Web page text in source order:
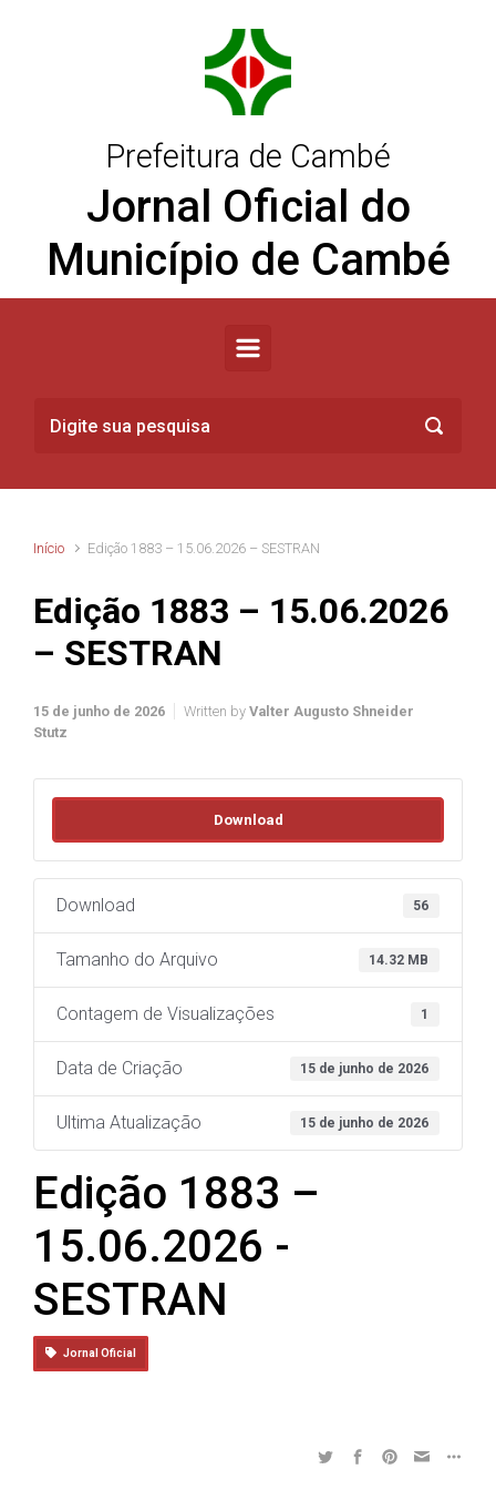
Prefeitura de Cambé
Jornal Oficial do
Município de Cambé
Início Edição 1883 – 15.06.2026 – SESTRAN
Edição 1883 – 15.06.2026
– SESTRAN
15 de junho de 2026 Written by Valter Augusto Shneider
Stutz
Download
Download 56
Tamanho do Arquivo 14.32 MB
Contagem de Visualizações 1
Data de Criação 15 de junho de 2026
Ultima Atualização 15 de junho de 2026
Edição 1883 –
15.06.2026 -
SESTRAN
Jornal Oficial